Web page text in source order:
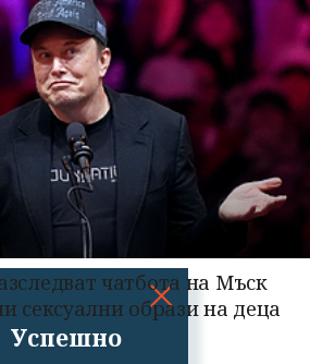
Успешно
чатбота на Мъск
сексуални образи на деца